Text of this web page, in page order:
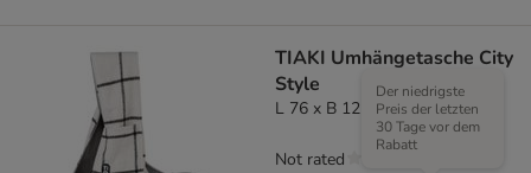
TIAKI Umhängetasche City
Style
L 76 x B 12 x H 38 cm
Der niedrigste
Preis der letzten
30 Tage vor dem
Rabatt
Not rated